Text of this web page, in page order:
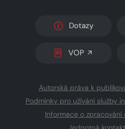
Dotazy
VOP
Autorská práva k
Podmínky pro užívání služby
Informace o zpracování